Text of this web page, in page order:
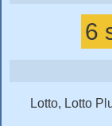
6
Lotto, Lotto